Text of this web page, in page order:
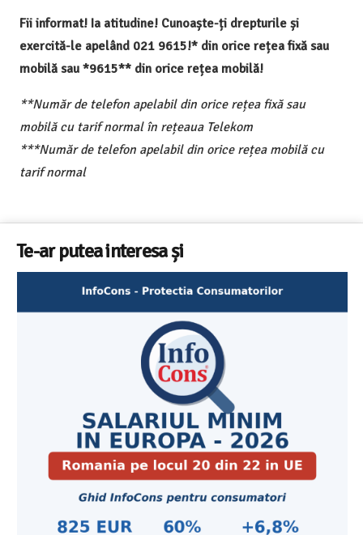
Fii informat! Ia atitudine! Cunoaște-ți drepturile și
exercită-le apelând 021 9615!* din orice rețea fixă sau
mobilă sau *9615** din orice rețea mobilă!
**Număr de telefon apelabil din orice rețea fixă sau
mobilă cu tarif normal în rețeaua Telekom
***Număr de telefon apelabil din orice rețea mobilă cu
tarif normal
Te-ar putea interesa și